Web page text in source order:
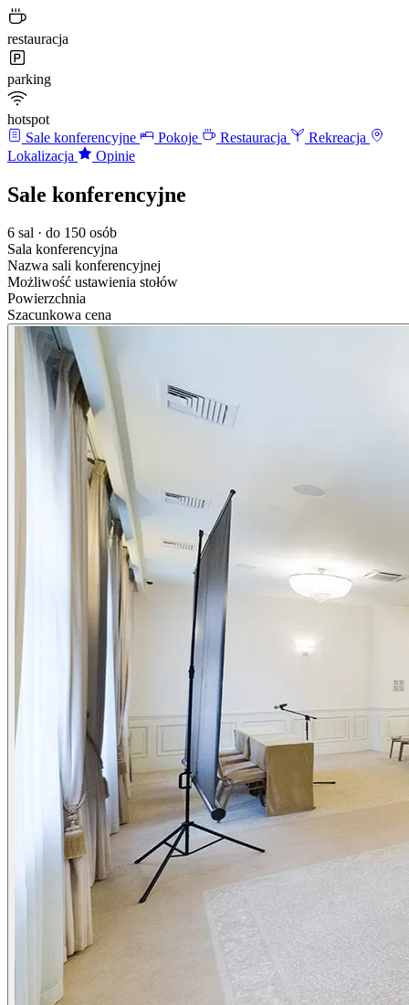
restauracja
parking
hotspot
Sale konferencyjne
Pokoje Restauracja
Rekreacja
Lokalizacja
Opinie
Sale konferencyjne
6 sal · do 150 osób
Sala konferencyjna
Nazwa sali konferencyjnej
Możliwość ustawienia stołów
Powierzchnia
Szacunkowa cena